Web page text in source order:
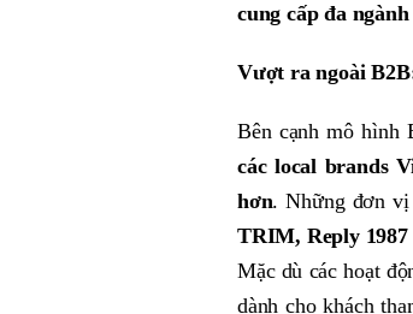
cung cấp đa
Vượt ra ngoài
Bên cạnh mô hình
các local brands
hơn. Những đơn
TRIM, Reply
Mặc dù các hoạt
dành cho khách